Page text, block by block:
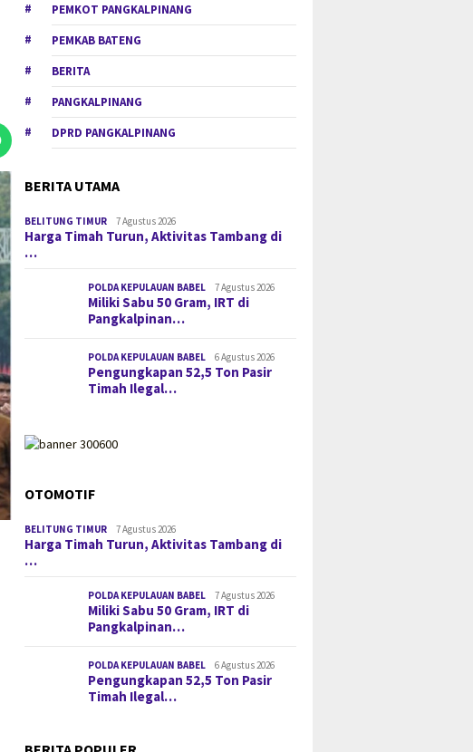
PEMKOT PANGKALPINANG
PEMKAB BATENG
BERITA
PANGKALPINANG
DPRD PANGKALPINANG
BERITA UTAMA
BELITUNG TIMUR 7 Agustus 2026
Harga Timah Turun, Aktivitas Tambang di
…
POLDA KEPULAUAN BABEL 7 Agustus 2026
Miliki Sabu 50 Gram, IRT di
Pangkalpinan…
POLDA KEPULAUAN BABEL 6 Agustus 2026
Pengungkapan 52,5 Ton Pasir
Timah Ilegal…
OTOMOTIF
BELITUNG TIMUR 7 Agustus 2026
Harga Timah Turun, Aktivitas Tambang di
…
POLDA KEPULAUAN BABEL 7 Agustus 2026
Miliki Sabu 50 Gram, IRT di
Pangkalpinan…
POLDA KEPULAUAN BABEL 6 Agustus 2026
Pengungkapan 52,5 Ton Pasir
Timah Ilegal…